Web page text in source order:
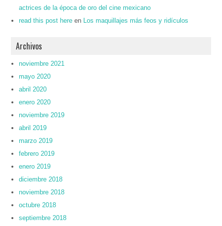
actrices de la época de oro del cine mexicano
read this post here en Los maquillajes más feos y ridículos
Archivos
noviembre 2021
mayo 2020
abril 2020
enero 2020
noviembre 2019
abril 2019
marzo 2019
febrero 2019
enero 2019
diciembre 2018
noviembre 2018
octubre 2018
septiembre 2018